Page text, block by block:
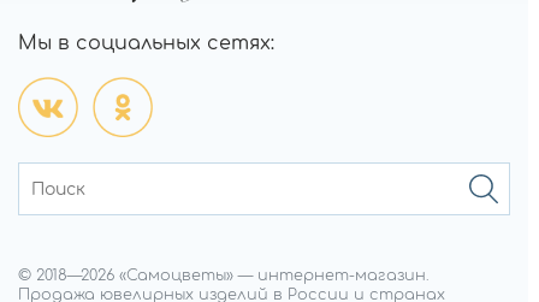
Мы в социальных сетях:
© 2018—2026 «Самоцветы» — интернет-магазин.
Продажа ювелирных изделий в России и странах